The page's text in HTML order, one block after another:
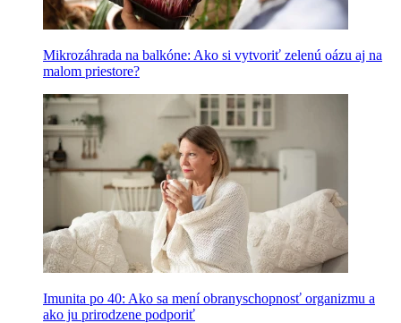
Mikrozáhrada na balkóne: Ako si vytvoriť zelenú oázu aj na
malom priestore?
Imunita po 40: Ako sa mení obranyschopnosť organizmu a
ako ju prirodzene podporiť